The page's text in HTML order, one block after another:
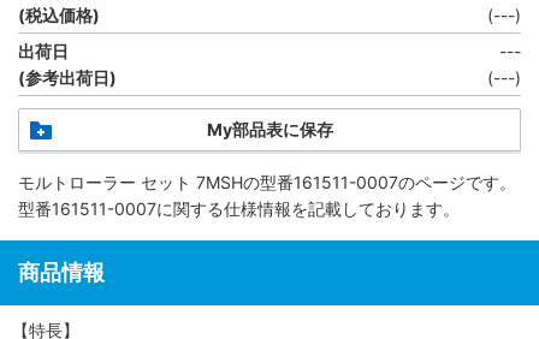
(税込価格)
(---)
出荷日
(参考出荷日)
---
(---)
My部品表に保存
モルトローラー セット 7MSHの型番161511-0007のページです。
型番161511-0007に関する仕様情報を記載しております。
商品情報
【特長】